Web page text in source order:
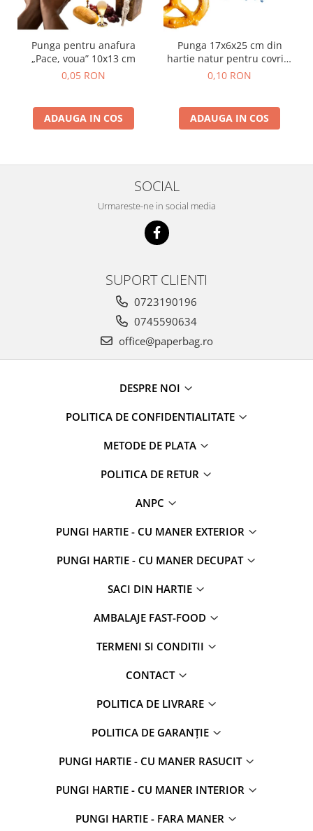
Punga pentru anafura
„Pace, voua” 10x13 cm
0,05 RON
ADAUGA IN COS
Punga 17x6x25 cm din
hartie natur pentru covrigi
si produse de panificatie
0,10 RON
ADAUGA IN COS
SOCIAL
Urmareste-ne in social media
SUPORT CLIENTI
0723190196
0745590634
office@paperbag.ro
DESPRE NOI
POLITICA DE CONFIDENTIALITATE
METODE DE PLATA
POLITICA DE RETUR
ANPC
PUNGI HARTIE - CU MANER EXTERIOR
PUNGI HARTIE - CU MANER DECUPAT
SACI DIN HARTIE
AMBALAJE FAST-FOOD
TERMENI SI CONDITII
CONTACT
POLITICA DE LIVRARE
POLITICA DE GARANȚIE
PUNGI HARTIE - CU MANER RASUCIT
PUNGI HARTIE - CU MANER INTERIOR
PUNGI HARTIE - FARA MANER